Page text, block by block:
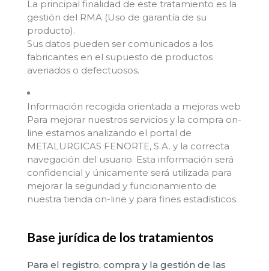
La principal finalidad de este tratamiento es la
gestión del RMA (Uso de garantía de su
producto).
Sus datos pueden ser comunicados a los
fabricantes en el supuesto de productos
averiados o defectuosos.
Información recogida orientada a mejoras web
Para mejorar nuestros servicios y la compra on-
line estamos analizando el portal de
METALURGICAS FENORTE, S.A. y la correcta
navegación del usuario. Esta información será
confidencial y únicamente será utilizada para
mejorar la seguridad y funcionamiento de
nuestra tienda on-line y para fines estadísticos.
Base jurídica de los tratamientos
Para el registro, compra y la gestión de las